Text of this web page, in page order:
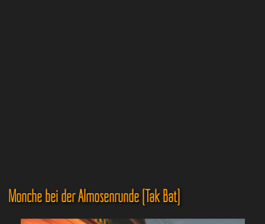
Mönche bei der Almosenrunde (Tak Bat)